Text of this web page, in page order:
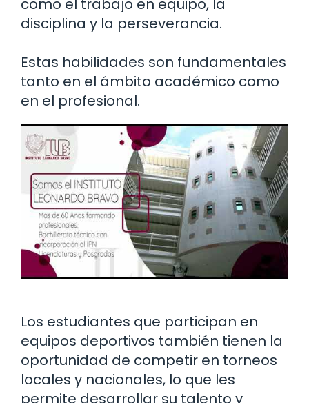
como el trabajo en equipo, la
disciplina y la perseverancia.
Estas habilidades son fundamentales
tanto en el ámbito académico como
en el profesional.
Los estudiantes que participan en
equipos deportivos también tienen la
oportunidad de competir en torneos
locales y nacionales, lo que les
permite desarrollar su talento y